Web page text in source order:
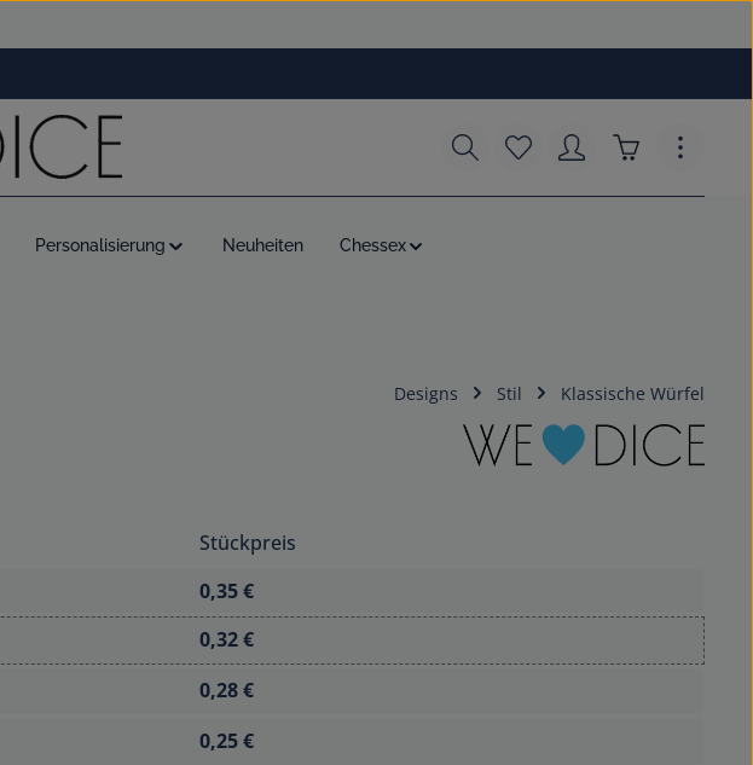
Du hast 0 Produkte auf
Warenkorb
Personalisierung Neuheiten Chessex
Designs Stil Klassische Würfel
Stückpreis
0,35 €
0,32 €
0,28 €
0,25 €